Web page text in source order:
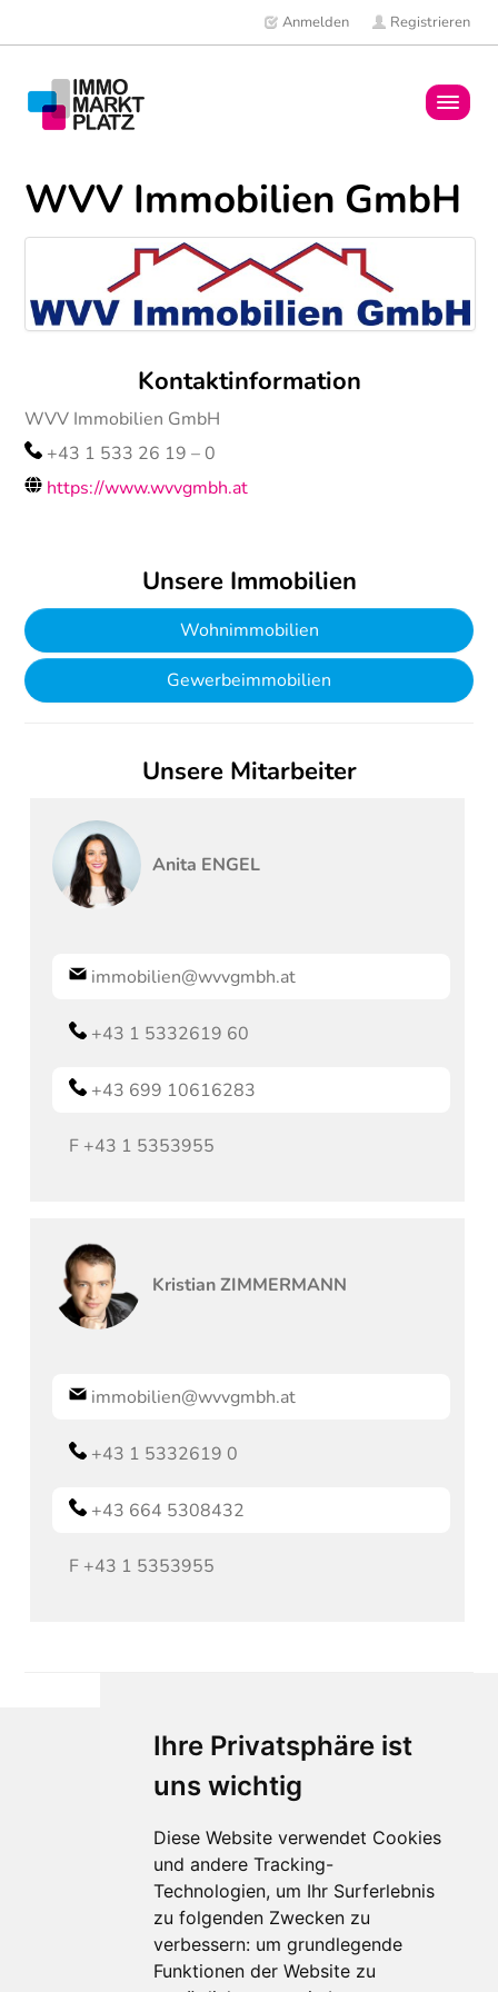
Ihre Privatsphäre ist
uns wichtig
Diese Website verwendet Cookies
und andere Tracking-
Technologien, um Ihr Surferlebnis
zu folgenden Zwecken zu
verbessern: um grundlegende
Funktionen der Website zu
Anmelden Registrieren
Mitglieder
WVV Immobilien GmbH
Kontaktinformation
WVV Immobilien GmbH
+43 1 533 26 19 – 0
https://www.wvvgmbh.at
Unsere Immobilien
Wohnimmobilien
Gewerbeimmobilien
Unsere Mitarbeiter
Anita ENGEL
immobilien@wvvgmbh.at
+43 1 5332619 60
+43 699 10616283
F +43 1 5353955
Kristian ZIMMERMANN
immobilien@wvvgmbh.at
+43 1 5332619 0
+43 664 5308432
F +43 1 5353955
Für Makler:innen
Über Uns